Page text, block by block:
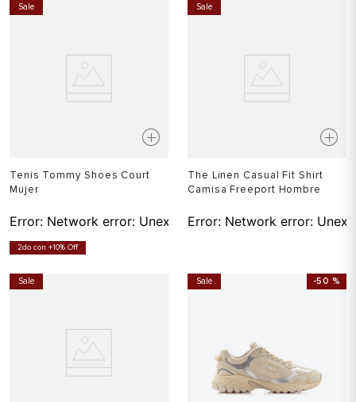
Sale
Tenis Tommy Shoes Court
Mujer
Error: Network error: Unexpected token T in JSON at
2do con +10% Off
Sale
The Linen Casual Fit Shirt
Camisa Freeport Hombre
Error: Network error:
Sale Sale -50 %